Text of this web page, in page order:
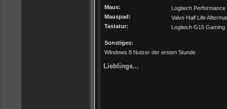
Maus:
Logitech Performance
Mauspad:
Valve Half Life
Tastatur:
Logitech G15 Gaming
Sonstiges:
WIndows 8 Nutzer der ersten Stunde
Lieblings...